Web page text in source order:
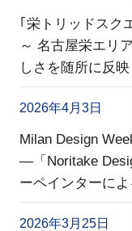
｢栄トリッドスク
～ 名古屋栄エリ
しさを随所に反映
2026年4月3日
Milan Design
―「Noritake
ーペインターに
2026年3月25日